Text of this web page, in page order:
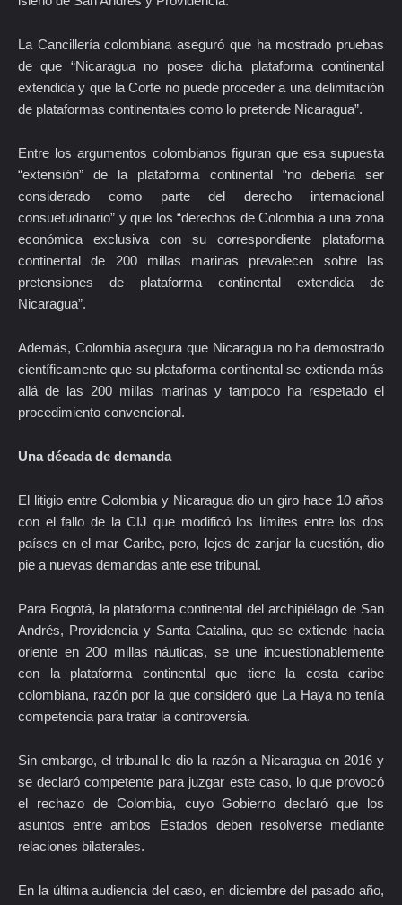
La Cancillería colombiana aseguró que ha mostrado pruebas
de que “Nicaragua no posee dicha plataforma continental
extendida y que la Corte no puede proceder a una delimitación
de plataformas continentales como lo pretende Nicaragua”.
Entre los argumentos colombianos figuran que esa supuesta
“extensión” de la plataforma continental “no debería ser
considerado como parte del derecho internacional
consuetudinario” y que los “derechos de Colombia a una zona
económica exclusiva con su correspondiente plataforma
continental de 200 millas marinas prevalecen sobre las
pretensiones de plataforma continental extendida de
Nicaragua”.
Además, Colombia asegura que Nicaragua no ha demostrado
científicamente que su plataforma continental se extienda más
allá de las 200 millas marinas y tampoco ha respetado el
procedimiento convencional.
Una década de demanda
El litigio entre Colombia y Nicaragua dio un giro hace 10 años
con el fallo de la CIJ que modificó los límites entre los dos
países en el mar Caribe, pero, lejos de zanjar la cuestión, dio
pie a nuevas demandas ante ese tribunal.
Para Bogotá, la plataforma continental del archipiélago de San
Andrés, Providencia y Santa Catalina, que se extiende hacia
oriente en 200 millas náuticas, se une incuestionablemente
con la plataforma continental que tiene la costa caribe
colombiana, razón por la que consideró que La Haya no tenía
competencia para tratar la controversia.
Sin embargo, el tribunal le dio la razón a Nicaragua en 2016 y
se declaró competente para juzgar este caso, lo que provocó
el rechazo de Colombia, cuyo Gobierno declaró que los
asuntos entre ambos Estados deben resolverse mediante
relaciones bilaterales.
En la última audiencia del caso, en diciembre del pasado año,